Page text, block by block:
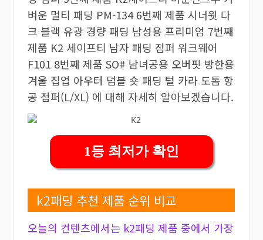
벼운 멀티 패딩 PM-134 6번째 제품 시너윗 다
크 블랙 유광 경량 패딩 남성용 프리미엄 7번째
제품 K2 세이프티 남자 패딩 점퍼 워크웨어
F101 8번째 제품 SO# 남녀공용 오버핏 방한용
겨울 집업 아우터 덤블 숏 패딩 털 카라 도톰 항
공 점퍼(L/XL) 에 대해 자세히 알아보겠습니다.
1등 최저가 확인
k2패딩 추천 제품 순위 비교
오늘의 컨텐츠에서는 k2패딩 제품 중에서 가장